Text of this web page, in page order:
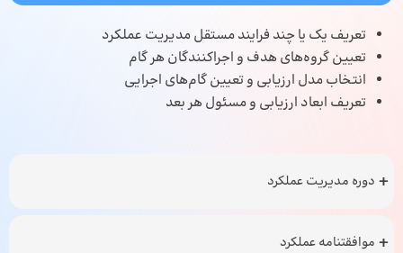
تعریف یک یا چند فرایند مستقل مدیریت عملکرد
تعیین گروه‌های هدف و اجراکنندگان هر گام
انتخاب مدل ارزیابی و تعیین گام‌های اجرایی
تعریف ابعاد ارزیابی و مسئول هر بعد
دوره مدیریت عملکرد
موافقتنامه عملکرد